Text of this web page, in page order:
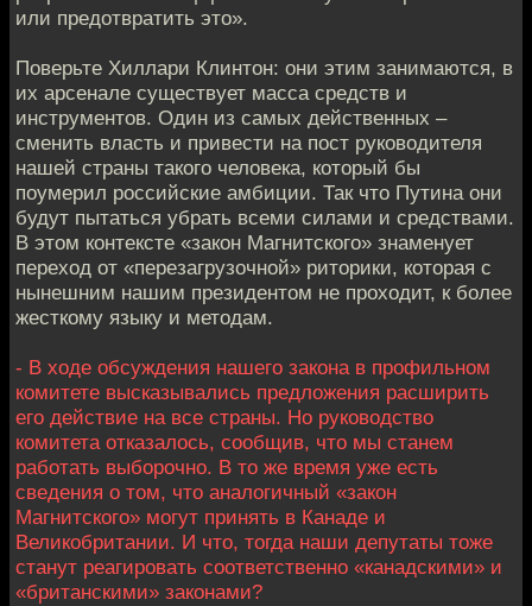
или предотвратить это».
Поверьте Хиллари Клинтон: они этим занимаются, в
их арсенале существует масса средств и
инструментов. Один из самых действенных –
сменить власть и привести на пост руководителя
нашей страны такого человека, который бы
поумерил российские амбиции. Так что Путина они
будут пытаться убрать всеми силами и средствами.
В этом контексте «закон Магнитского» знаменует
переход от «перезагрузочной» риторики, которая с
нынешним нашим президентом не проходит, к более
жесткому языку и методам.
- В ходе обсуждения нашего закона в профильном
комитете высказывались предложения расширить
его действие на все страны. Но руководство
комитета отказалось, сообщив, что мы станем
работать выборочно. В то же время уже есть
сведения о том, что аналогичный «закон
Магнитского» могут принять в Канаде и
Великобритании. И что, тогда наши депутаты тоже
станут реагировать соответственно «канадскими» и
«британскими» законами?